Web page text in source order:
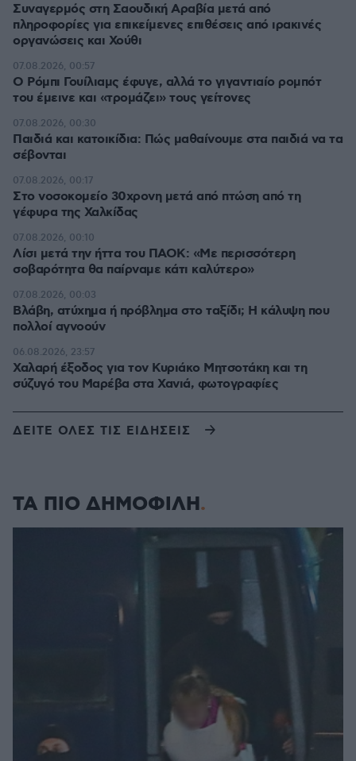
Συναγερμός στη Σαουδική Αραβία μετά από
πληροφορίες για επικείμενες επιθέσεις από ιρακινές
οργανώσεις και Χούθι
Ο Ρόμπι Γουίλιαμς έφυγε, αλλά το γιγαντιαίο ρομπότ
του έμεινε και «τρομάζει» τους γείτονες
07.08.2026, 00:57
Παιδιά και κατοικίδια: Πώς μαθαίνουμε στα παιδιά να τα
σέβονται
07.08.2026, 00:30
Στο νοσοκομείο 30χρονη μετά από πτώση από τη
γέφυρα της Χαλκίδας
07.08.2026, 00:17
Λίσι μετά την ήττα του ΠΑΟΚ: «Με περισσότερη
σοβαρότητα θα παίρναμε κάτι καλύτερο»
07.08.2026, 00:10
Βλάβη, ατύχημα ή πρόβλημα στο ταξίδι; Η κάλυψη που
πολλοί αγνοούν
07.08.2026, 00:03
Χαλαρή έξοδος για τον Κυριάκο Μητσοτάκη και τη
σύζυγό του Μαρέβα στα Χανιά, φωτογραφίες
06.08.2026, 23:57
ΔΕΙΤΕ ΟΛΕΣ ΤΙΣ ΕΙΔΗΣΕΙΣ
ΤΑ ΠΙΟ ΔΗΜΟΦΙΛΗ